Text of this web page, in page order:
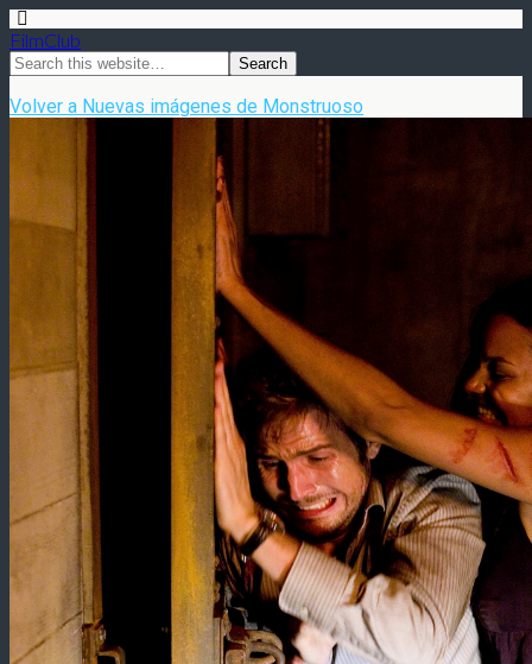
FilmClub
Volver a Nuevas imágenes de Monstruoso